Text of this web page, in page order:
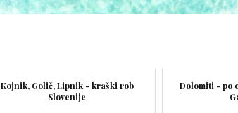
Kojnik, Golič, Lipnik - kraški rob
Slovenije
Dolomiti - po